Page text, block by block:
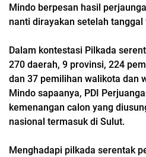
Mindo berpesan hasil
nanti dirayakan setelah tanggal
Dalam kontestasi Pilkada
270 daerah, 9 provinsi, 224
dan 37 pemilihan walikota dan
Mindo sapaanya, PDI
kemenangan calon yang
nasional termasuk di Sulut.
Menghadapi pilkada serentak